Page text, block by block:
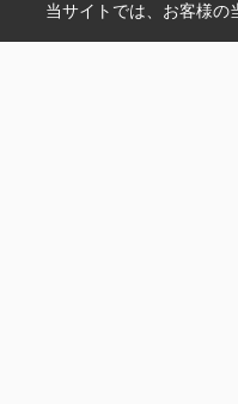
当サイトでは、お客様の